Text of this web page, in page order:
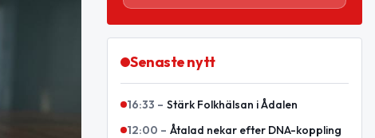
Senaste nytt
16:33 – Stärk Folkhälsan i Ådalen
12:00 – Åtalad nekar efter DNA-koppling